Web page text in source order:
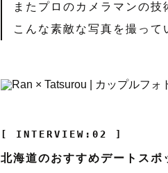
またプロのカメラマンの
こんな素敵な写真を撮っ
[ INTERVIEW:02 ]
北海道のおすすめデートスポ